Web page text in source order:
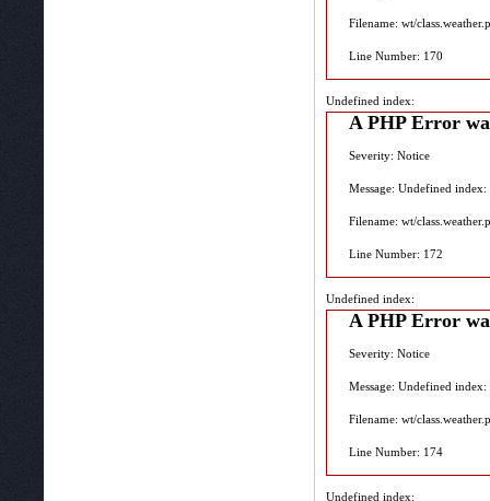
Filename: wt/
Line Number: 170
Undefined index:
A PHP Error
Severity: Notice
Message: Undefined index:
Filename: wt/
Line Number: 172
Undefined index:
A PHP Error
Severity: Notice
Message: Undefined index:
Filename: wt/
Line Number: 174
Undefined index: